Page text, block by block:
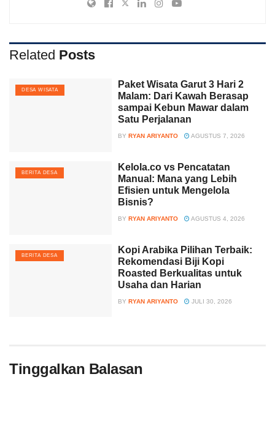
Related Posts
DESA WISATA
Paket Wisata Garut 3 Hari 2
Malam: Dari Kawah Berasap
sampai Kebun Mawar dalam
Satu Perjalanan
BY RYAN ARIYANTO AGUSTUS 7, 2026
BERITA DESA
Kelola.co vs Pencatatan
Manual: Mana yang Lebih
Efisien untuk Mengelola
Bisnis?
BY RYAN ARIYANTO AGUSTUS 4, 2026
BERITA DESA
Kopi Arabika Pilihan Terbaik:
Rekomendasi Biji Kopi
Roasted Berkualitas untuk
Usaha dan Harian
BY RYAN ARIYANTO JULI 30, 2026
Tinggalkan Balasan